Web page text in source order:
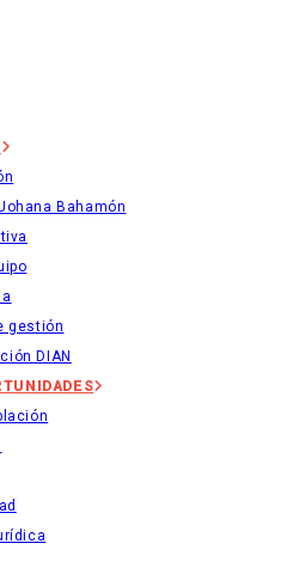
Bahamón
gestión
DIAN